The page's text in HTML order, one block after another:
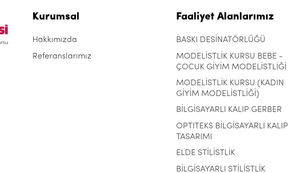
Kurumsal
Hakkımızda
Referanslarımız
Faaliyet Alanlarımız
BASKI DESİNATÖRLÜĞÜ
MODELİSTLİK KURSU BEBE -
ÇOCUK GİYİM MODELİSTLİĞİ
MODELİSTLİK KURSU (KADIN
GİYİM MODELİSTLİĞİ)
BİLGİSAYARLI KALIP GERBER
OPTITEKS BİLGİSAYARLI KALIP
TASARIMI
ELDE STİLİSTLİK
BİLGİSAYARLI STİLİSTLİK